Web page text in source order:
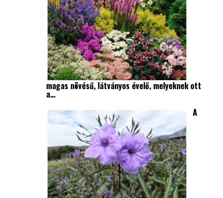
magas növésű, látványos évelő, melyeknek ott
a…
A